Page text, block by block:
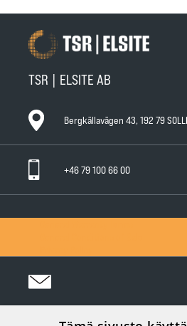
TSR | ELSITE AB
Bergkällavägen 43, 192 79
+46 79 100 66 00